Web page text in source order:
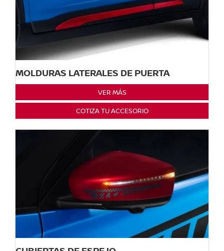
MOLDURAS LATERALES DE PUERTA
VER MÁS
COTIZA TU ACCESORIO